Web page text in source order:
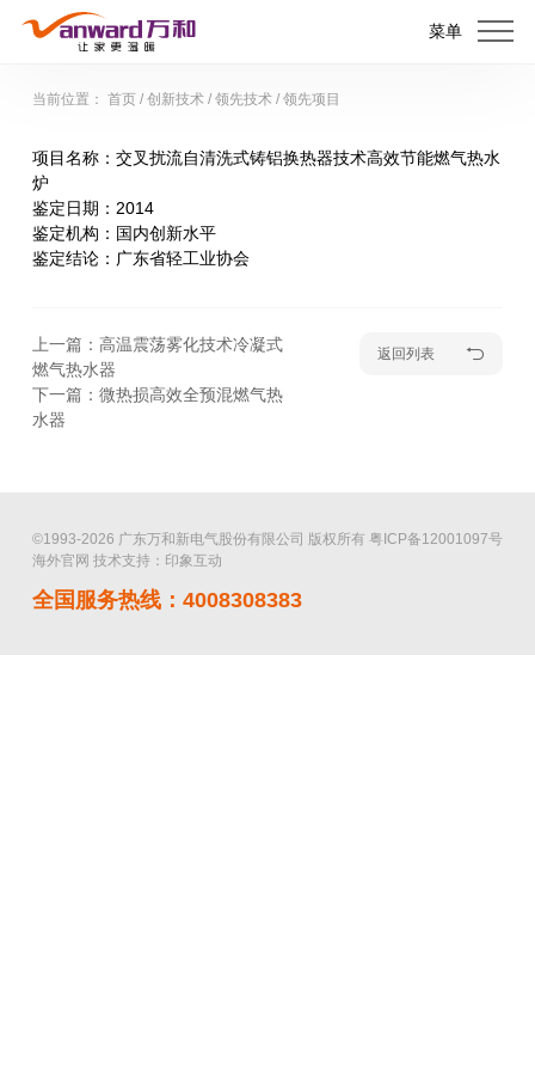
菜单
当前位置： 首页/ 创新技术/ 领先技术/ 领先项目
项目名称： 交叉扰流自清洗式铸铝换热器技术高效节能燃气热水
炉
鉴定日期： 2014
鉴定机构： 国内创新水平
鉴定结论： 广东省轻工业协会
上一篇：高温震荡雾化技术冷凝式
燃气热水器
下一篇：微热损高效全预混燃气热
水器
返回列表
©1993-2026 广东万和新电气股份有限公司 版权所有 粤ICP备12001097号
海外官网 技术支持：印象互动
全国服务热线：4008308383